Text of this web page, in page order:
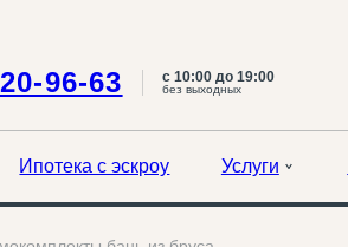
96-63 с 10:00 до 19:00
без выходных
Ипотека с эскроу Услуги